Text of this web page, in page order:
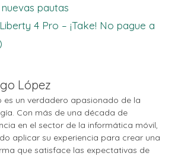
pautas
4 Pro – ¡Take! No pague a
López
es un verdadero apasionado de la
Con más de una década de
en el sector de la informática móvil,
aplicar su experiencia para crear una
que satisface las expectativas de